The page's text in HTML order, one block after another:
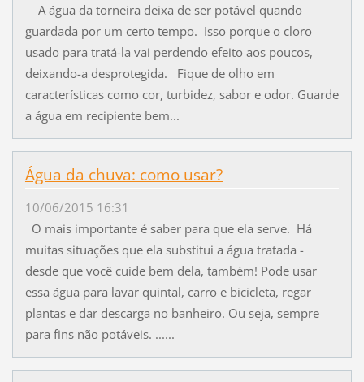
A água da torneira deixa de ser potável quando
guardada por um certo tempo. Isso porque o cloro
usado para tratá-la vai perdendo efeito aos poucos,
deixando-a desprotegida. Fique de olho em
características como cor, turbidez, sabor e odor. Guarde
a água em recipiente bem...
Água da chuva: como usar?
10/06/2015 16:31
O mais importante é saber para que ela serve. Há
muitas situações que ela substitui a água tratada -
desde que você cuide bem dela, também! Pode usar
essa água para lavar quintal, carro e bicicleta, regar
plantas e dar descarga no banheiro. Ou seja, sempre
para fins não potáveis. ......